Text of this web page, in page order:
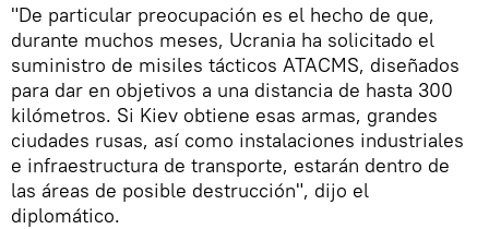
"De particular preocupación es el hecho de que,
durante muchos meses, Ucrania ha solicitado el
suministro de misiles tácticos ATACMS, diseñados
para dar en objetivos a una distancia de hasta 300
kilómetros. Si Kiev obtiene esas armas, grandes
ciudades rusas, así como instalaciones industriales
e infraestructura de transporte, estarán dentro de
las áreas de posible destrucción", dijo el
diplomático.